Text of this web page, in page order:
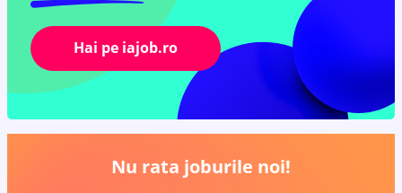
Hai pe iajob.ro
Nu rata joburile noi!